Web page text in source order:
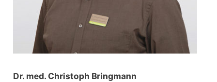
Dr. med. Christoph Bringmann